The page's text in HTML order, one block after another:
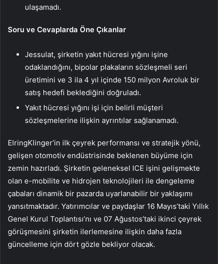
ulaşamadı.
Soru ve Cevaplarda Öne Çıkanlar
Jessulat, şirketin yakıt hücresi yığını işine
odaklandığını, bipolar plakaların sözleşmeli seri
üretimini ve 3 ila 4 yıl içinde 150 milyon Avroluk bir
satış hedefi beklediğini doğruladı.
Yakıt hücresi yığını işi için belirli müşteri
sözleşmelerine ilişkin ayrıntılar sağlanamadı.
ElringKlinger’in ilk çeyrek performansı ve stratejik yönü,
gelişen otomotiv endüstrisinde beklenen büyüme için
zemin hazırladı. Şirketin geleneksel ICE işini gelişmekte
olan e-mobilite ve hidrojen teknolojileri ile dengeleme
çabaları dinamik bir pazarda uyarlanabilir bir yaklaşımı
yansıtmaktadır. Yatırımcılar ve paydaşlar 16 Mayıs’taki Yıllık
Genel Kurul Toplantısı’nı ve 07 Ağustos’taki ikinci çeyrek
görüşmesini şirketin ilerlemesine ilişkin daha fazla
güncelleme için dört gözle bekliyor olacak.